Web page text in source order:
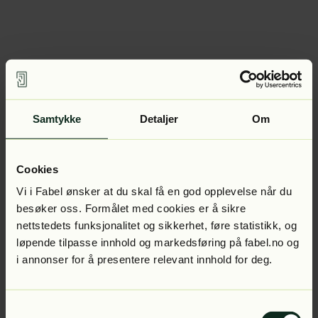
Samtykke Detaljer Om
Cookies
Vi i Fabel ønsker at du skal få en god opplevelse når du
besøker oss. Formålet med cookies er å sikre
nettstedets funksjonalitet og sikkerhet, føre statistikk, og
løpende tilpasse innhold og markedsføring på fabel.no og
i annonser for å presentere relevant innhold for deg.